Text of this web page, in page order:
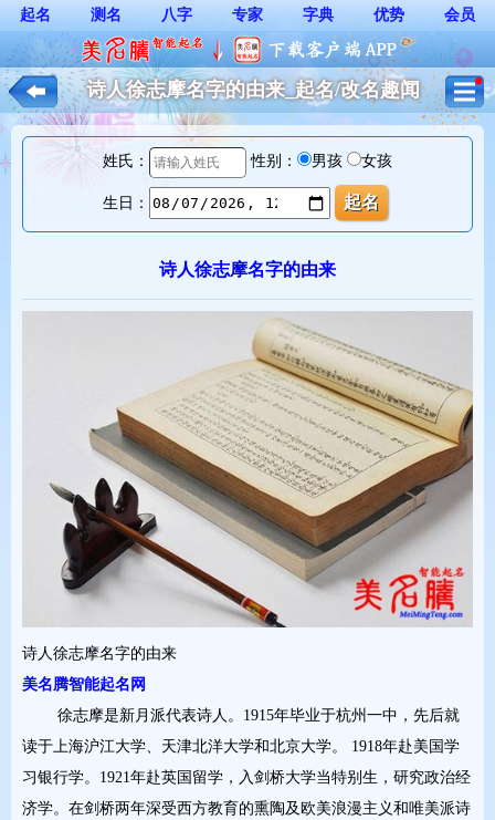
起名 测名 八字 专家 字典 优势 会员
诗人徐志摩名字的由来_起名/改名趣闻
姓氏： 性别： 男孩 女孩
生日：
诗人徐志摩名字的由来
诗人徐志摩名字的由来
美名腾智能起名网
徐志摩是新月派代表诗人。1915年毕业于杭州一中，先后就
读于上海沪江大学、天津北洋大学和北京大学。 1918年赴美国学
习银行学。1921年赴英国留学，入剑桥大学当特别生，研究政治经
济学。在剑桥两年深受西方教育的熏陶及欧美浪漫主义和唯美派诗